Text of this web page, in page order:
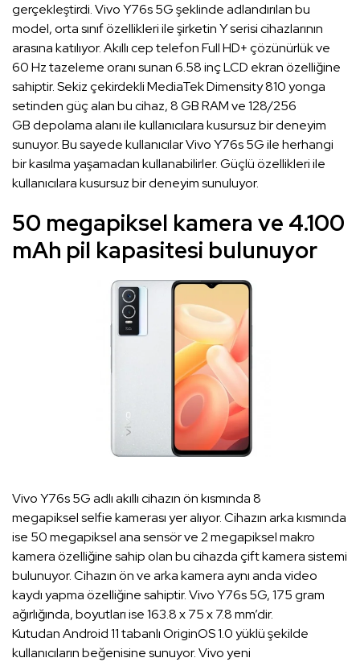
gerçekleştirdi. Vivo Y76s 5G şeklinde adlandırılan bu
model, orta sınıf özellikleri ile şirketin Y serisi cihazlarının
arasına katılıyor. Akıllı cep telefon Full HD+ çözünürlük ve
60 Hz tazeleme oranı sunan 6.58 inç LCD ekran özelliğine
sahiptir. Sekiz çekirdekli MediaTek Dimensity 810 yonga
setinden güç alan bu cihaz, 8 GB RAM ve 128/256
GB depolama alanı ile kullanıcılara kusursuz bir deneyim
sunuyor. Bu sayede kullanıcılar Vivo Y76s 5G ile herhangi
bir kasılma yaşamadan kullanabilirler. Güçlü özellikleri ile
kullanıcılara kusursuz bir deneyim sunuluyor.
50 megapiksel kamera ve 4.100
mAh pil kapasitesi bulunuyor
Vivo Y76s 5G adlı akıllı cihazın ön kısmında 8
megapiksel selfie kamerası yer alıyor. Cihazın arka kısmında
ise 50 megapiksel ana sensör ve 2 megapiksel makro
kamera özelliğine sahip olan bu cihazda çift kamera sistemi
bulunuyor. Cihazın ön ve arka kamera aynı anda video
kaydı yapma özelliğine sahiptir. Vivo Y76s 5G, 175 gram
ağırlığında, boyutları ise 163.8 x 75 x 7.8 mm’dir.
Kutudan Android 11 tabanlı OriginOS 1.0 yüklü şekilde
kullanıcıların beğenisine sunuyor. Vivo yeni